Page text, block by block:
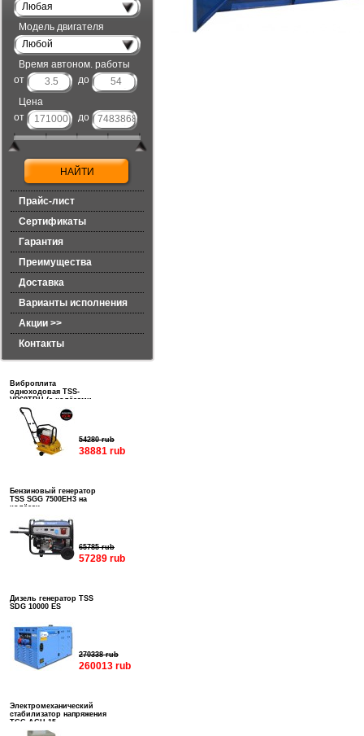
Любая
Модель двигателя
Любой
Время автоном. работы
от
до
Цена
от
до
Прайс-лист
Сертификаты
Гарантия
Преимущества
Доставка
Варианты исполнения
Акции >>
Контакты
Виброплита
одноходовая TSS-
VP60TRH (с колёсами,
баком и ковриком)
54280 rub
38881 rub
Бензиновый генератор
TSS SGG 7500EH3 на
колёсах
65785 rub
57289 rub
Дизель генератор TSS
SDG 10000 ES
270338 rub
260013 rub
Электромеханический
стабилизатор напряжения
ТСС АСН-15